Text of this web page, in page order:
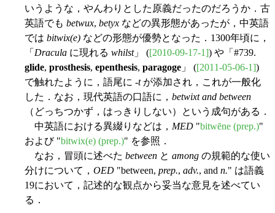
いうような，やんわりとした原義だったのだろうか．古
英語でも betwux, betyx などの異形態があったが，中英語
では bitwix(e) などの形態が優勢となった．1300年頃に，
「 Dracula に現れる whilst」 ([2010-09-17-1]) や「#739.
glide, prosthesis, epenthesis, paragoge 」 ([2011-05-06-1])
で触れたように，語尾に -tが添加され，これが一般化
した．なお，現代英語の口語に， betwixt and between
（どっちつかず，はっきりしない）という成句がある．
中英語における異綴りなどは， MED "bitwēne (prep.)"
および "bitwix(e) (prep.)" を参照．
なお，冒頭に述べた between と among の規範的な使い
分けについて， OED "between, prep., adv., and n." は語義
19において，記述的な観点から妥当な意見を述べてい
る．